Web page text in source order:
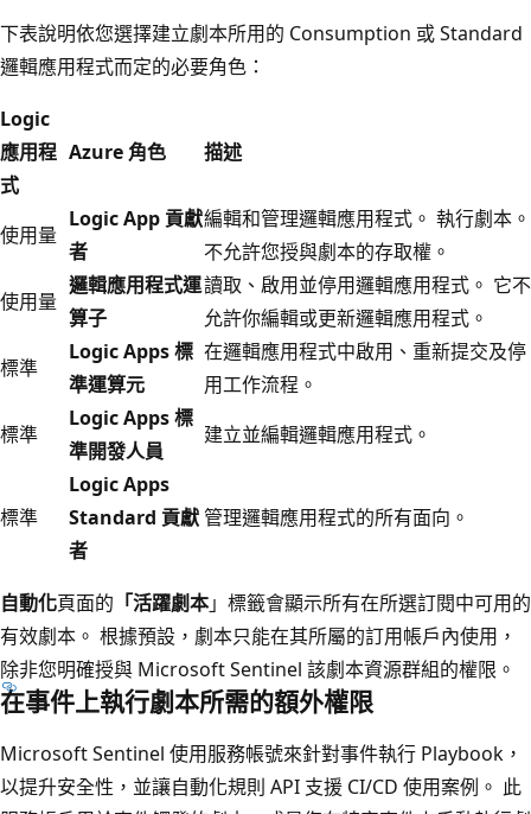
下表說明依您選擇建立劇本所用的 Consumption 或 Standard
邏輯應用程式而定的必要角色：
Logic
應用程
式
Azure 角色 描述
使用量
Logic App 貢獻
者
編輯和管理邏輯應用程式。 執行劇本。
不允許您授與劇本的存取權。
使用量
邏輯應用程式運
算子
讀取、啟用並停用邏輯應用程式。 它不
允許你編輯或更新邏輯應用程式。
標準
Logic Apps 標
準運算元
在邏輯應用程式中啟用、重新提交及停
用工作流程。
標準
Logic Apps 標
準開發人員
建立並編輯邏輯應用程式。
標準
Logic Apps
Standard 貢獻
者
管理邏輯應用程式的所有面向。
自動化頁面的 「活躍劇本」標籤會顯示所有在所選訂閱中可用的
有效劇本。 根據預設，劇本只能在其所屬的訂用帳戶內使用，
除非您明確授與 Microsoft Sentinel 該劇本資源群組的權限。
在事件上執行劇本所需的額外權限
Microsoft Sentinel 使用服務帳號來針對事件執行 Playbook，
以提升安全性，並讓自動化規則 API 支援 CI/CD 使用案例。 此